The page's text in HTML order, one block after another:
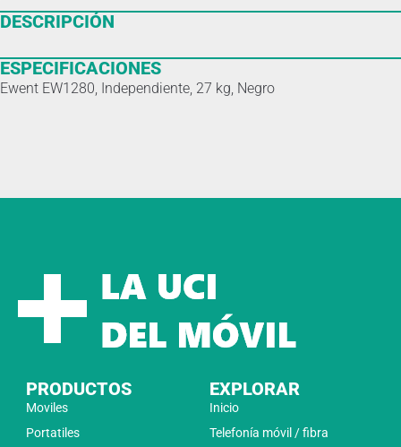
DESCRIPCIÓN
ESPECIFICACIONES
Ewent EW1280, Independiente, 27 kg, Negro
PRODUCTOS
Moviles
Portatiles
EXPLORAR
Inicio
Telefonía móvil / fibra